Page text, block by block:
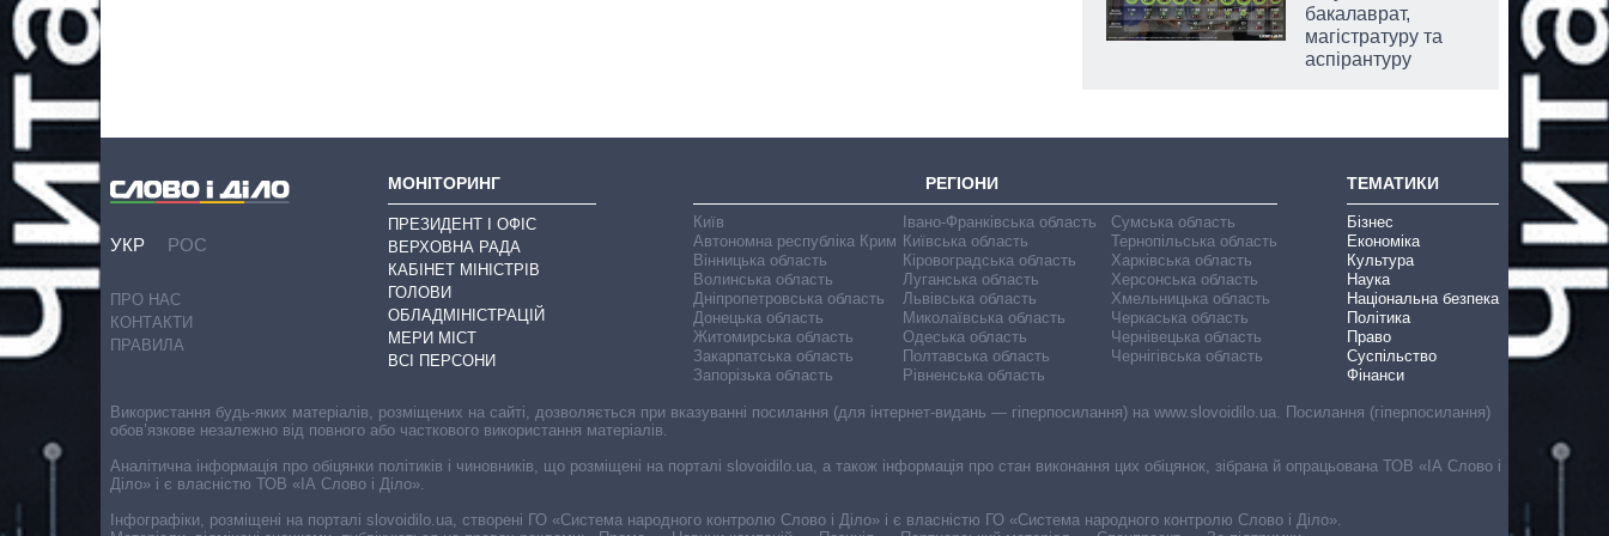
бакалаврат,
магістратуру та
аспірантуру
УКР РОС
ПРО НАС
КОНТАКТИ
ПРАВИЛА
МОНІТОРИНГ
ПРЕЗИДЕНТ І ОФІС
ВЕРХОВНА РАДА
КАБІНЕТ МІНІСТРІВ
ГОЛОВИ
ОБЛАДМІНІСТРАЦІЙ
МЕРИ МІСТ
ВСІ ПЕРСОНИ
РЕГІОНИ
Київ
Автономна республіка Крим
Вінницька область
Волинська область
Дніпропетровська область
Донецька область
Житомирська область
Закарпатська область
Запорізька область
Івано-Франківська область
Київська область
Кіровоградська область
Луганська область
Львівська область
Миколаївська область
Одеська область
Полтавська область
Рівненська область
Сумська область
Тернопільська область
Харківська область
Херсонська область
Хмельницька область
Черкаська область
Чернівецька область
Чернігівська область
ТЕМАТИКИ
Бізнес
Економіка
Культура
Наука
Національна безпека
Політика
Право
Суспільство
Фінанси
Використання будь-яких матеріалів, розміщених на сайті, дозволяється при вказуванні посилання (для інтернет-видань — гіперпосилання) на www.slovoidilo.ua. Посилання (гіперпосилання)
обов’язкове незалежно від повного або часткового використання матеріалів.
Аналітична інформація про обіцянки політиків і чиновників, що розміщені на порталі slovoidilo.ua, а також інформація про стан виконання цих обіцянок, зібрана й опрацьована ТОВ «ІА Слово і
Діло» і є власністю ТОВ «ІА Слово і Діло».
Інфографіки, розміщені на порталі slovoidilo.ua, створені ГО «Система народного контролю Слово і Діло» і є власністю ГО «Система народного контролю Слово і Діло».